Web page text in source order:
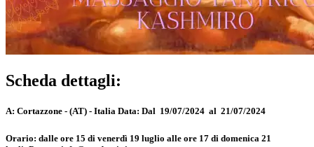
Scheda dettagli:
A: Cortazzone - (AT) - Italia Data: Dal 19/07/2024 al 21/07/2024
Orario: dalle ore 15 di venerdì 19 luglio alle ore 17 di domenica 21